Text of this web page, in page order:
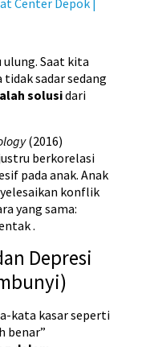
Center Depok |
ulung. Saat kita
sadar sedang
solusidari
(2016)
berkorelasi
pada anak. Anak
konflik
yang sama:
.
Depresi
kata kasar seperti
benar”